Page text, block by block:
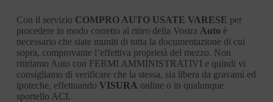
Con il servizio COMPRO AUTO USATE VARESE per
procedere in modo corretto al ritiro della Vostra Auto è
necessario che siate muniti di tutta la documentazione di cui
sopra, comprovante l’effettiva proprietà del mezzo. Non
ritiriamo Auto con FERMI AMMINISTRATIVI e quindi vi
consigliamo di verificare che la stessa, sia libera da gravami ed
ipoteche, effettuando VISURA online o in qualunque
sportello ACI.